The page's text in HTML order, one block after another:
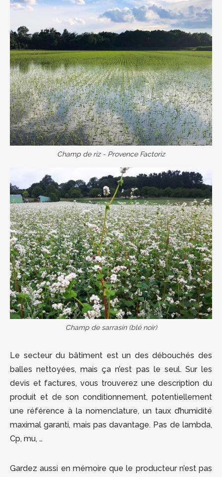
Champ de riz - Provence Factoriz
Champ de sarrasin (blé noir)
Le secteur du bâtiment est un des débouchés des
balles nettoyées, mais ça n’est pas le seul. Sur les
devis et factures, vous trouverez une description du
produit et de son conditionnement, potentiellement
une référence à la nomenclature, un taux d’humidité
maximal garanti, mais pas davantage. Pas de lambda,
Cp, mu, …
Gardez aussi en mémoire que le producteur n’est pas